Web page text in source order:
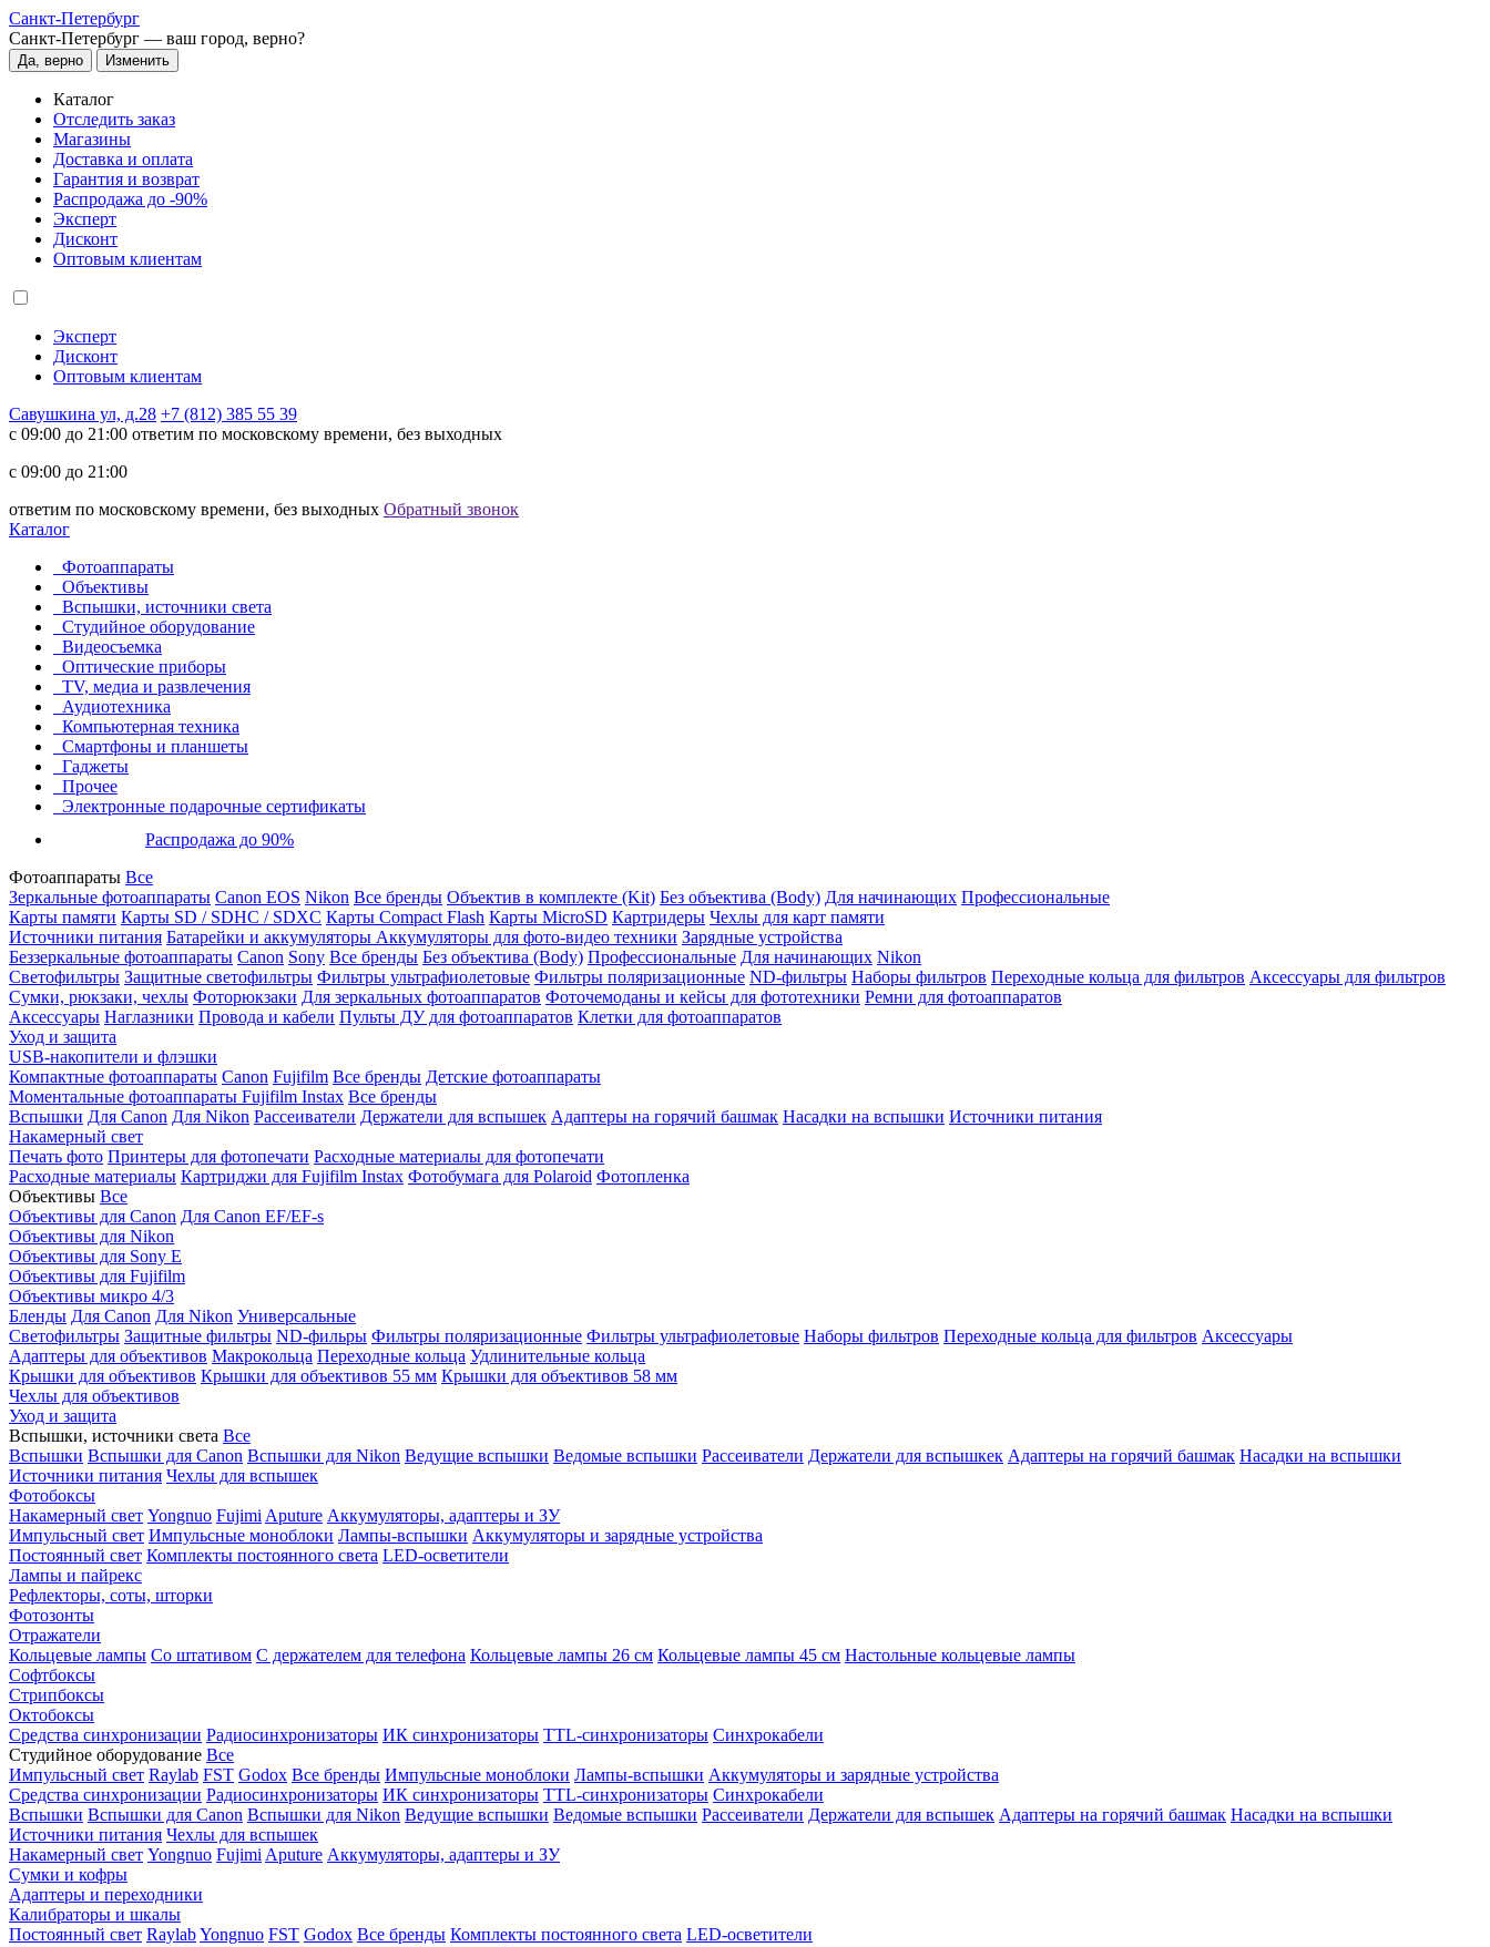
Санкт-Петербург
Санкт-Петербург — ваш город, верно?
Да, верно Изменить
Каталог
Отследить заказ
Магазины
Доставка и оплата
Гарантия и возврат
Распродажа до -90%
Эксперт
Дисконт
Оптовым клиентам
Эксперт
Дисконт
Оптовым клиентам
Савушкина ул, д.28 +7 (812) 385 55 39
c 09:00 до 21:00 ответим по московскому времени, без выходных
c 09:00 до 21:00
ответим по московскому времени, без выходных Обратный звонок
Каталог
Фотоаппараты
Объективы
Вспышки, источники света
Студийное оборудование
Видеосъемка
Оптические приборы
TV, медиа и развлечения
Аудиотехника
Компьютерная техника
Смартфоны и планшеты
Гаджеты
Прочее
Электронные подарочные сертификаты
Распродажа до 90%
Фотоаппараты Все
Зеркальные фотоаппараты Canon EOS Nikon Все бренды Объектив в комплекте (Kit) Без объектива (Body) Для начинающих Профессиональные
Карты памяти Карты SD / SDHC / SDXC Карты Compact Flash Карты MicroSD Картридеры Чехлы для карт памяти
Источники питания Батарейки и аккумуляторы Аккумуляторы для фото-видео техники Зарядные устройства
Беззеркальные фотоаппараты Canon Sony Все бренды Без объектива (Body) Профессиональные Для начинающих Nikon
Светофильтры Защитные светофильтры Фильтры ультрафиолетовые Фильтры поляризационные ND-фильтры Наборы фильтров Переходные кольца для фильтров Аксессуары для фильтров
Сумки, рюкзаки, чехлы Фоторюкзаки Для зеркальных фотоаппаратов Фоточемоданы и кейсы для фототехники Ремни для фотоаппаратов
Аксессуары Наглазники Провода и кабели Пульты ДУ для фотоаппаратов Клетки для фотоаппаратов
Уход и защита
USB-накопители и флэшки
Компактные фотоаппараты Canon Fujifilm Все бренды Детские фотоаппараты
Моментальные фотоаппараты Fujifilm Instax Все бренды
Вспышки Для Canon Для Nikon Рассеиватели Держатели для вспышек Адаптеры на горячий башмак Насадки на вспышки Источники питания
Накамерный свет
Печать фото Принтеры для фотопечати Расходные материалы для фотопечати
Расходные материалы Картриджи для Fujifilm Instax Фотобумага для Polaroid Фотопленка
Объективы Все
Объективы для Canon Для Canon EF/EF-s
Объективы для Nikon
Объективы для Sony E
Объективы для Fujifilm
Объективы микро 4/3
Бленды Для Canon Для Nikon Универсальные
Светофильтры Защитные фильтры ND-фильры Фильтры поляризационные Фильтры ультрафиолетовые Наборы фильтров Переходные кольца для фильтров Аксессуары
Адаптеры для объективов Макрокольца Переходные кольца Удлинительные кольца
Крышки для объективов Крышки для объективов 55 мм Крышки для объективов 58 мм
Чехлы для объективов
Уход и защита
Вспышки, источники света Все
Вспышки Вспышки для Canon Вспышки для Nikon Ведущие вспышки Ведомые вспышки Рассеиватели Держатели для вспышкек Адаптеры на горячий башмак Насадки на вспышки
Источники питания Чехлы для вспышек
Фотобоксы
Накамерный свет Yongnuo Fujimi Aputure Аккумуляторы, адаптеры и ЗУ
Импульсный свет Импульсные моноблоки Лампы-вспышки Аккумуляторы и зарядные устройства
Постоянный свет Комплекты постоянного света LED-осветители
Лампы и пайрекс
Рефлекторы, соты, шторки
Фотозонты
Отражатели
Кольцевые лампы Со штативом С держателем для телефона Кольцевые лампы 26 см Кольцевые лампы 45 см Настольные кольцевые лампы
Софтбоксы
Стрипбоксы
Октобоксы
Средства синхронизации Радиосинхронизаторы ИК синхронизаторы TTL-синхронизаторы Синхрокабели
Студийное оборудование Все
Импульсный свет Raylab FST Godox Все бренды Импульсные моноблоки Лампы-вспышки Аккумуляторы и зарядные устройства
Средства синхронизации Радиосинхронизаторы ИК синхронизаторы TTL-синхронизаторы Синхрокабели
Вспышки Вспышки для Canon Вспышки для Nikon Ведущие вспышки Ведомые вспышки Рассеиватели Держатели для вспышек Адаптеры на горячий башмак Насадки на вспышки
Источники питания Чехлы для вспышек
Накамерный свет Yongnuo Fujimi Aputure Аккумуляторы, адаптеры и ЗУ
Сумки и кофры
Адаптеры и переходники
Калибраторы и шкалы
Постоянный свет RaylabYongnuo FST Godox Все бренды Комплекты постоянного света LED-осветители